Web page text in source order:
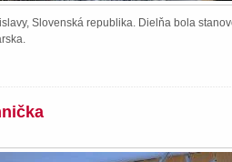
Slovenská republika. Dielňa bola